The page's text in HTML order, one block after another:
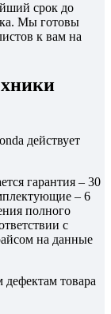
срок до
Мы готовы
к вам на
действует
гарантия – 30
– 6
полного
с
на данные
дефектам товара